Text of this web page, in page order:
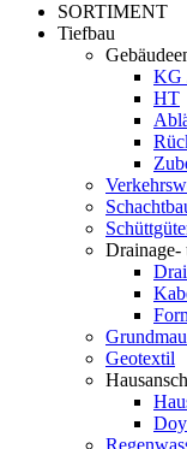
SORTIMENT
Tiefbau
KG
HT
Drainage-
Geotextil